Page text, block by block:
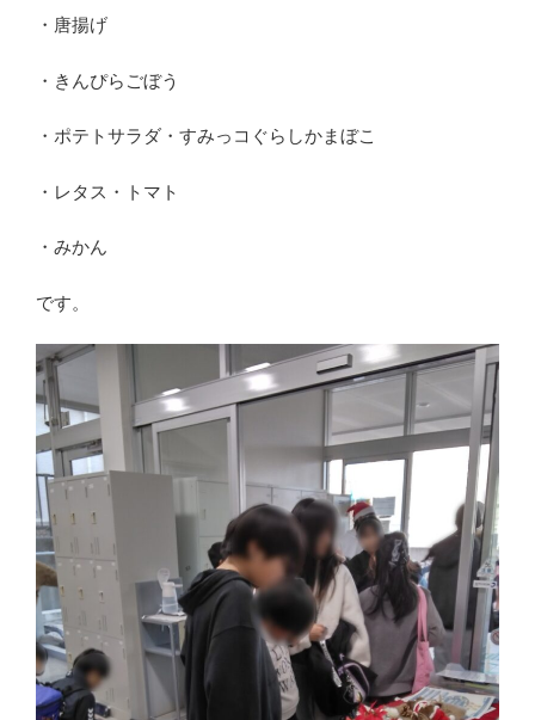
・唐揚げ
・きんぴらごぼう
・ポテトサラダ・すみっコぐらしかまぼこ
・レタス・トマト
・みかん
です。